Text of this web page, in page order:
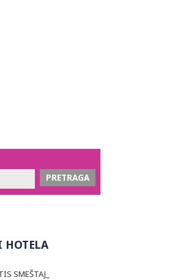
HOTELA
SMEŠTAJ_